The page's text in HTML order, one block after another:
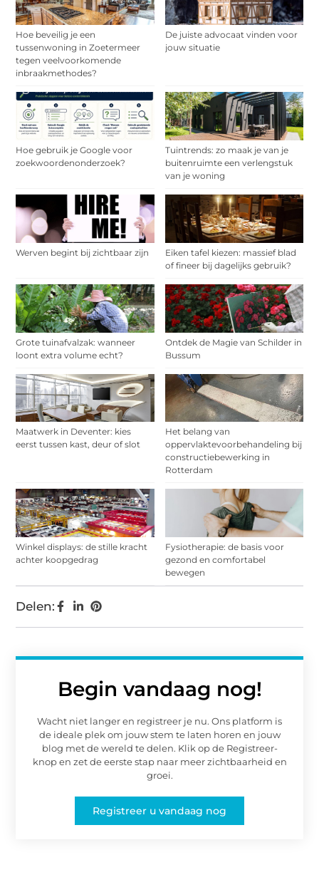
Hoe beveilig je een
tussenwoning in Zoetermeer
tegen veelvoorkomende
inbraakmethodes?
De juiste advocaat vinden voor
jouw situatie
Hoe gebruik je Google voor
zoekwoordenonderzoek?
Tuintrends: zo maak je van je
buitenruimte een verlengstuk
van je woning
Werven begint bij zichtbaar zijn
Eiken tafel kiezen: massief blad
of fineer bij dagelijks gebruik?
Grote tuinafvalzak: wanneer
loont extra volume echt?
Ontdek de Magie van Schilder in
Bussum
Maatwerk in Deventer: kies
eerst tussen kast, deur of slot
Het belang van
oppervlaktevoorbehandeling bij
constructiebewerking in
Rotterdam
Winkel displays: de stille kracht
achter koopgedrag
Fysiotherapie: de basis voor
gezond en comfortabel
bewegen
Begin vandaag nog!
Wacht niet langer en registreer je nu. Ons platform is
de ideale plek om jouw stem te laten horen en jouw
blog met de wereld te delen. Klik op de Registreer-
knop en zet de eerste stap naar meer zichtbaarheid en
groei.
Registreer u vandaag nog
Delen: